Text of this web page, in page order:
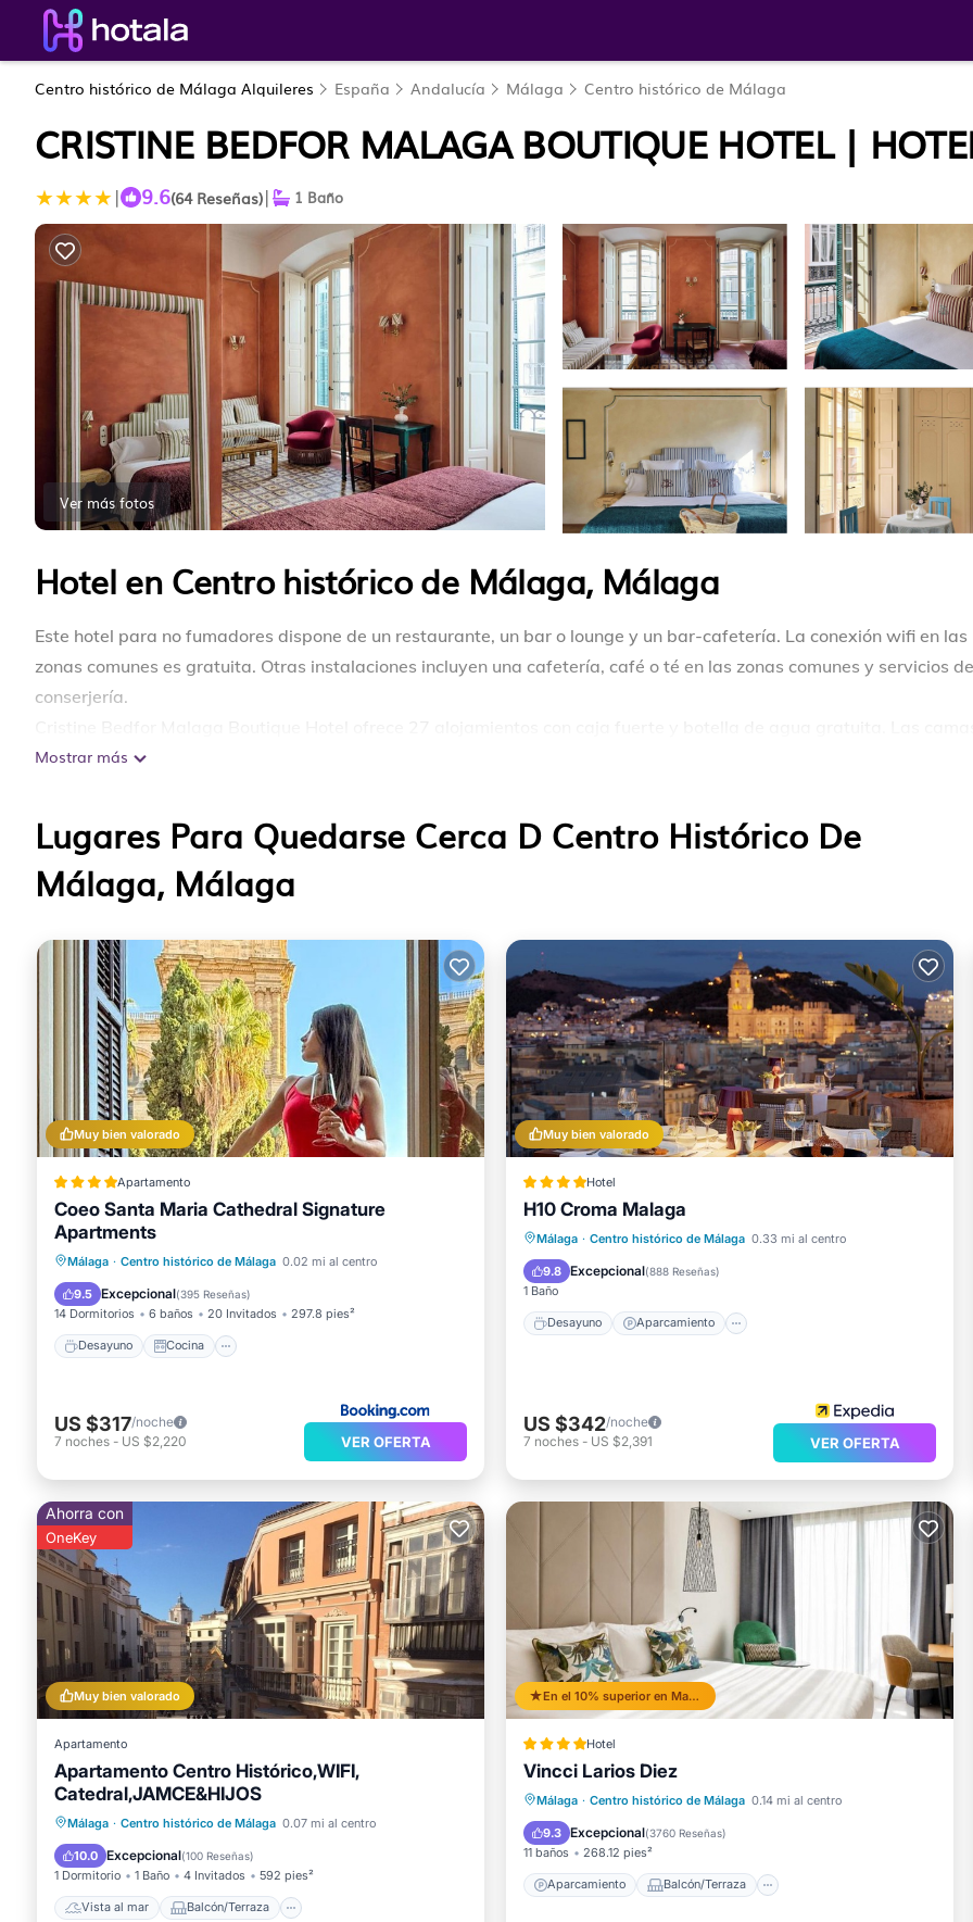
Centro histórico de Málaga Alquileres España Andalucía Málaga Centro histórico de Málaga
CRISTINE BEDFOR MALAGA BOUTIQUE HOTEL |
| 9.6(64 Reseñas)| 1 Baño
Ver más fotos
Hotel en Centro histórico de Málaga, Málaga
Este hotel para no fumadores dispone de un restaurante, un bar o lounge y un bar-cafetería. La conexión wifi en las
zonas comunes es gratuita. Otras instalaciones incluyen una cafetería, café o té en las zonas comunes y servicios de
conserjería.
están vestidas con edredón de plumas y ropa de cama de alta calidad. Cabe destacar que este alojamiento permite
250 Mbps o más (de 3 a 5 personas, o hasta 10 dispositivos). Los baños están equipados con bañera o ducha,
albornoces, zapatillas y secador de pelo. Se ofrece servicio de limpieza todos los días.
Mostrar más
Lugares Para Quedarse Cerca D Centro Histórico De
Málaga, Málaga
Muy bien valorado
Apartamento
Coeo Santa Maria Cathedral Signature
Apartments
Málaga · Centro histórico de Málaga 0.02 mi al centro
9.5 Excepcional(395 Reseñas)
14 Dormitorios 6 baños 20 Invitados 297.8 pies²
Desayuno Cocina
Desayuno
Cocina
Aire acondicionado
US $317/noche
7 noches - US $2,220 VER OFERTA
Muy bien valorado
Hotel
H10 Croma Malaga
Málaga · Centro histórico de Málaga 0.33 mi al centro
9.8 Excepcional(888 Reseñas)
1 Baño
Desayuno Aparcamiento
Desayuno Aparcamiento
Piscina
Balcón/Terraza
US $342/noche
7 noches - US $2,391 VER OFERTA
Muy bien valorado
Ahorra con
OneKey
Apartamento
Apartamento Centro Histórico,WIFI,
Catedral,JAMCE&HIJOS
Málaga · Centro histórico de Málaga 0.07 mi al centro
10.0 Excepcional(100 Reseñas)
1 Dormitorio 1 Baño 4 Invitados 592 pies²
Vista al mar Balcón/Terraza
Vista al mar
Balcón/Terraza
Vistas
Cocina
En el 10% superior en Malaga Historic Centre
Hotel
Vincci Larios Diez
Málaga · Centro histórico de Málaga 0.14 mi al centro
9.3 Excepcional(3760 Reseñas)
11 baños 268.12 pies²
Aparcamiento Balcón/Terraza
Aparcamiento
Balcón/Terraza
Aire acondicionado